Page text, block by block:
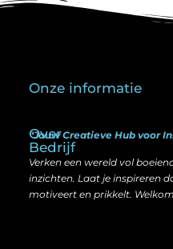
Over
Bedrijf
“Jouw Creatieve Hub voor
Verken een wereld vol
inzichten. Laat je inspireren
motiveert en prikkelt.
Onze informatie